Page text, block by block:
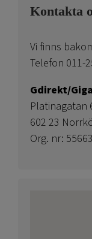
Kontakta
Vi finns
Telefon 011-
Gdirekt/
Platinagatan
602 23
Org. nr: